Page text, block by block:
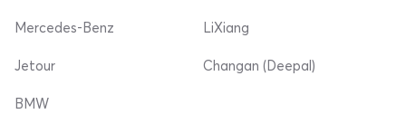
Mercedes-Benz
Jetour
LiXiang
Changan (Deepal)
BMW